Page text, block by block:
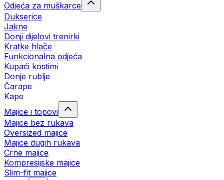
Odjeća za muškarce
Dukserice
Jakne
Donji dijelovi trenirki
Kratke hlače
Funkcionalna odjeća
Kupaći kostimi
Donje rublje
Čarape
Kape
Majice i topovi
Majice bez rukava
Oversized majice
Majice dugih rukava
Crne majice
Kompresijske majice
Slim-fit majice